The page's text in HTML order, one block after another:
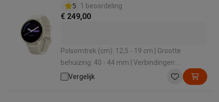
5
1 beoordeling
€ 249,00
Polsomtrek (cm): 12,5 - 19 cm | Grootte
behuizing: 40 - 44 mm | Verbindingen:
Bluetooth , WiFi , ANT+ , NFC | Grootte (cm): 3.04
Vergelijk